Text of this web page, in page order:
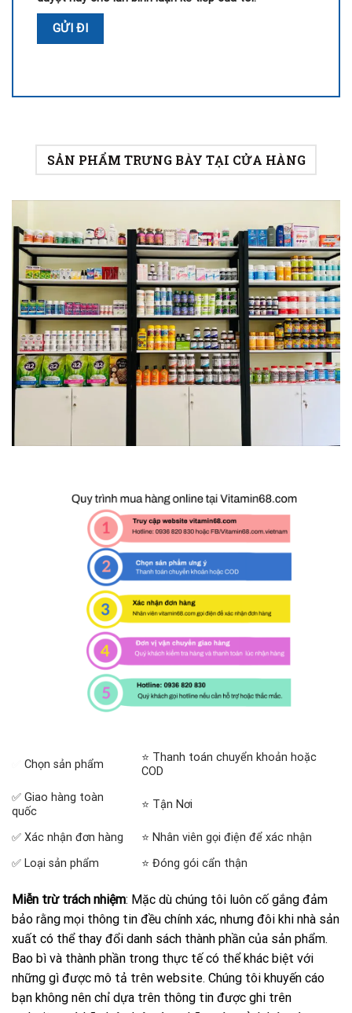
SẢN PHẨM TRƯNG BÀY TẠI CỬA HÀNG
Chọn sản phẩm
⭐ Thanh toán chuyển khoản hoặc
COD
✅ Giao hàng toàn
quốc
⭐ Tận Nơi
✅ Xác nhận đơn hàng
⭐ Nhân viên gọi điện để xác nhận
✅ Loại sản phẩm
⭐ Đóng gói cẩn thận
Miễn trừ trách nhiệm: Mặc dù chúng tôi luôn cố gắng đảm
bảo rằng mọi thông tin đều chính xác, nhưng đôi khi nhà sản
xuất có thể thay đổi danh sách thành phần của sản phẩm.
Bao bì và thành phần trong thực tế có thể khác biệt với
những gì được mô tả trên website. Chúng tôi khuyến cáo
bạn không nên chỉ dựa trên thông tin được ghi trên